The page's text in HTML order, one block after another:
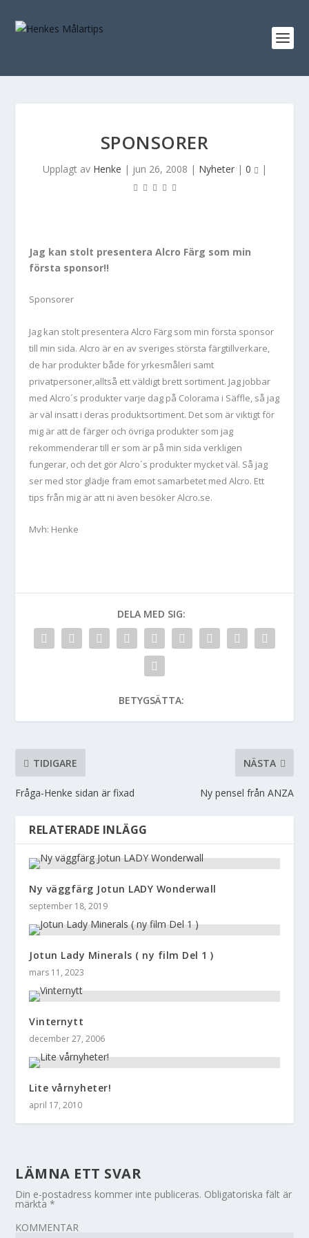
SPONSORER
Upplagt av Henke | jun 26, 2008 | Nyheter| 0 |
Jag kan stolt presentera Alcro Färg som min
första sponsor!!
Sponsorer
Jag kan stolt presentera Alcro Färg som min första sponsor
till min sida. Alcro är en av sveriges största färgtillverkare,
de har produkter både för yrkesmåleri samt
privatpersoner,alltså ett väldigt brett sortiment. Jag jobbar
med Alcro´s produkter varje dag på Colorama i Säffle, så jag
är väl insatt i deras produktsortiment. Det som är viktigt för
mig är att de färger och övriga produkter som jag
rekommenderar till er som är på min sida verkligen
fungerar, och det gör Alcro´s produkter mycket väl. Så jag
ser med stor glädje fram emot samarbetet med Alcro. Ett
tips från mig är att ni även besöker Alcro.se.
Mvh: Henke
DELA MED SIG:
BETYGSÄTTA:
TIDIGARE
Fråga-Henke sidan är fixad
NÄSTA
Ny pensel från ANZA
RELATERADE INLÄGG
Ny väggfärg Jotun LADY Wonderwall
september 18, 2019
Jotun Lady Minerals ( ny film Del 1 )
mars 11, 2023
Vinternytt
december 27, 2006
Lite vårnyheter!
april 17, 2010
LÄMNA ETT SVAR
Din e-postadress kommer inte publiceras. Obligatoriska fält är
märkta*
KOMMENTAR